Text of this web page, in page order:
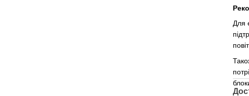
Для